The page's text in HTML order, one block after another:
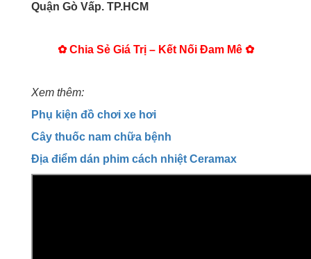
Quận Gò Vấp. TP.HCM
✿ Chia Sẻ Giá Trị – Kết Nối Đam Mê ✿
Xem thêm:
Phụ kiện đồ chơi xe hơi
Cây thuốc nam chữa bệnh
Địa điểm dán phim cách nhiệt Ceramax